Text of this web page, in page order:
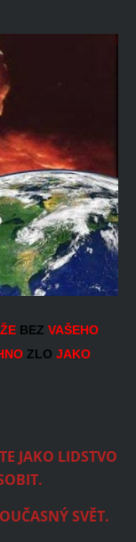
BEZ VAŠEHO
ZLO JAKO
JAKO LIDSTVO
SVĚT.